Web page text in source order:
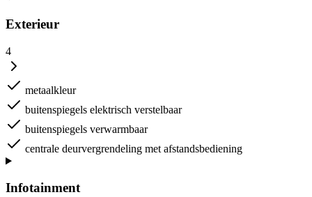
Exterieur
4
metaalkleur
buitenspiegels elektrisch verstelbaar
buitenspiegels verwarmbaar
centrale deurvergrendeling met afstandsbediening
Infotainment